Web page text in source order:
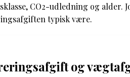
CO2-udledning og alder.
typisk være.
og